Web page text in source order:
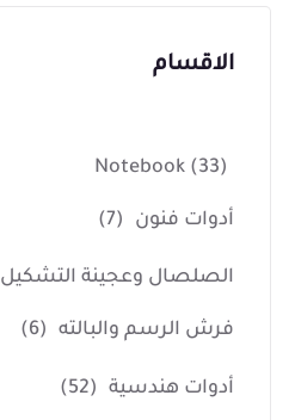
الاقسام
Notebook (33)
أدوات فنون (7)
الصلصال وعجينة التشكيل
فرش الرسم والبالته (6)
أدوات هندسية (52)